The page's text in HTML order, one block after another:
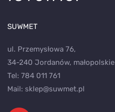
SUWMET
ul. Przemysłowa 76,
34-240 Jordanów, małopolskie
Tel: 784 011 761
Mail: sklep@suwmet.pl